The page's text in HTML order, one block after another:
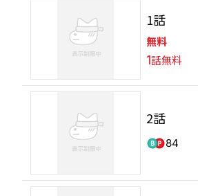
1話
無料
1話無料
2話
84